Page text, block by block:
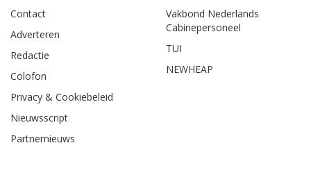
Contact
Adverteren
Redactie
Colofon
Privacy & Cookiebeleid
Nieuwsscript
Partnernieuws
Vakbond Nederlands
Cabinepersoneel
TUI
NEWHEAP